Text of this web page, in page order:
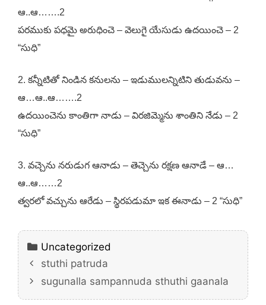
ఆ..ఆ…….2
పరముకు పధమై అరుధించె – వెలుగై యేసుడు ఉదయించె – 2
“సుధి”
2. కన్నీటితో నిండిన కనులను – ఇడుములన్నిటిని తుడువను –
ఆ…ఆ..ఆ…….2
ఉదయించెను కాంతిగా నాడు – విరజిమ్మెను శాంతిని నేడు – 2
“సుధి”
3. వచ్చెను నరుడుగ ఆనాడు – తెచ్చెను రక్షణ ఆనాడే – ఆ…
ఆ..ఆ……2
త్వరలో వచ్చును ఆరేడు – స్థిరపడుమా ఇక ఈనాడు – 2 “సుధి”
Categories
Uncategorized
stuthi patruda
sugunalla sampannuda sthuthi gaanala